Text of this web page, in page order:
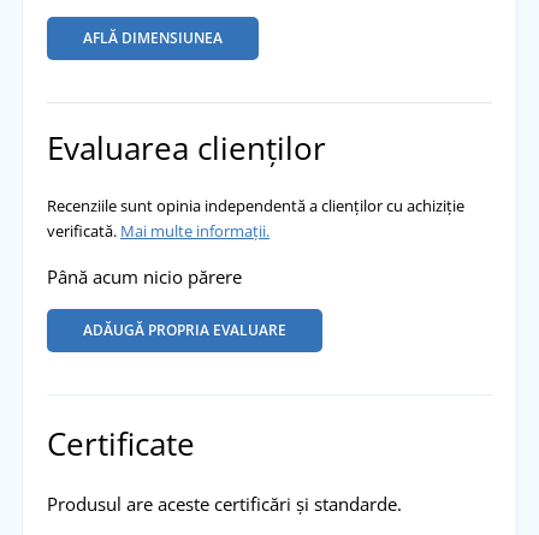
AFLĂ DIMENSIUNEA
Evaluarea clienților
Recenziile sunt opinia independentă a clienților cu achiziție
verificată. Mai multe informații.
Până acum nicio părere
ADĂUGĂ PROPRIA EVALUARE
Certificate
Produsul are aceste certificări și standarde.